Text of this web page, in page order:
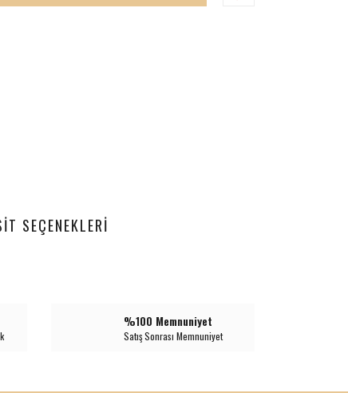
SEÇENEKLERI
%100 Memnuniyet
Satış Sonrası Memnuniyet